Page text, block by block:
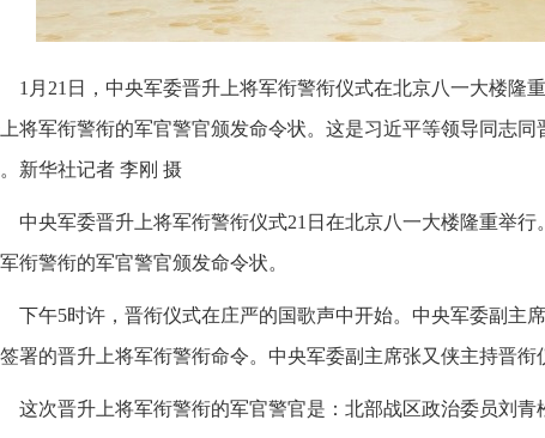
1月21日，中央军委晋升上将军衔警衔仪式在北京八一大楼隆
将军衔警衔的军官警官颁发命令状。这是习近平等领导同志
新华社记者 李刚 摄
中央军委晋升上将军衔警衔仪式21日在北京八一大楼隆重举
衔警衔的军官警官颁发命令状。
下午5时许，晋衔仪式在庄严的国歌声中开始。中央军委副主
署的晋升上将军衔警衔命令。中央军委副主席张又侠主持晋衔
这次晋升上将军衔警衔的军官警官是：北部战区政治委员刘青